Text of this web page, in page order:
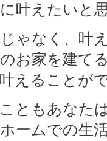
叶えたいと
ゃなく、叶
お家を建て
えることが
ともあなた
ームでの生